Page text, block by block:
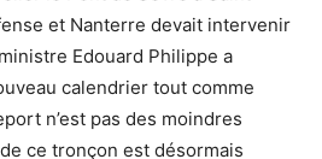
et Nanterre devait intervenir
Edouard Philippe a
calendrier tout comme
n’est pas des moindres
ce tronçon est désormais